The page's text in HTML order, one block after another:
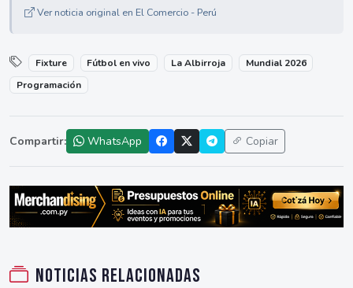
Ver noticia original en El Comercio - Perú
Fixture Fútbol en vivo La Albirroja
Mundial 2026
Programación
Compartir: WhatsApp Copiar
Noticias relacionadas